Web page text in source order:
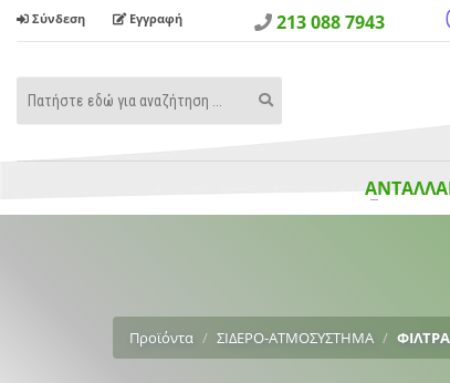
Σύνδεση Εγγραφή 213 088 7943
Search
Προϊόντα ΣΙΔΕΡΟ-ΑΤΜΟΣΥΣΤΗΜΑ ΦΙΛΤΡΑ